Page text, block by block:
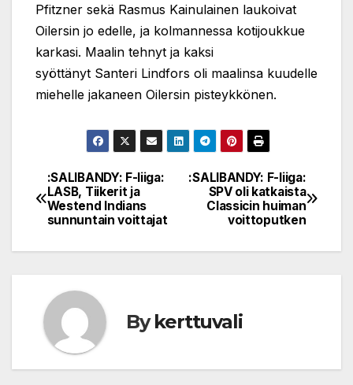
Pfitzner sekä Rasmus Kainulainen laukoivat
Oilersin jo edelle, ja kolmannessa kotijoukkue
karkasi. Maalin tehnyt ja kaksi
syöttänyt Santeri Lindfors oli maalinsa kuudelle
miehelle jakaneen Oilersin pisteykkönen.
Post
navigation
:SALIBANDY: F-liiga:
SPV oli katkaista
Classicin huiman
voittoputken
:SALIBANDY: F-liiga:
LASB, Tiikerit ja
Westend Indians
sunnuntain voittajat
Bykerttuvali